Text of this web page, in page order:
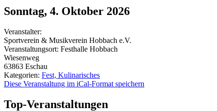
Sonntag, 4. Oktober 2026
Veranstalter:
Sportverein & Musikverein Hobbach e.V.
Veranstaltungsort: Festhalle Hobbach
Wiesenweg
63863 Eschau
Kategorien: Fest, Kulinarisches
Diese Veranstaltung im iCal-Format speichern
Top-Veranstaltungen